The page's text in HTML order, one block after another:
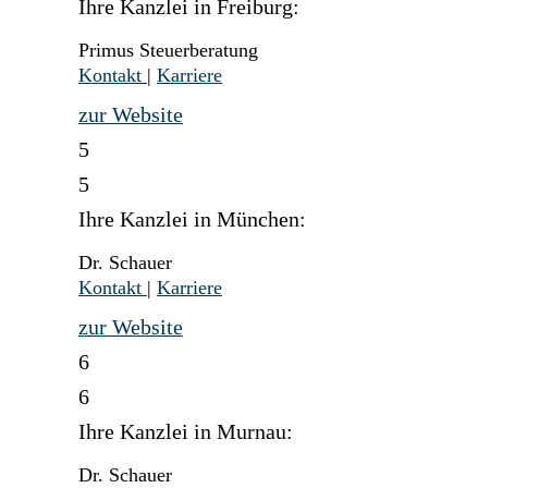
Ihre Kanzlei in Freiburg:
Primus Steuerberatung
Kontakt | Karriere
zur Website
5
5
Ihre Kanzlei in München:
Dr. Schauer
Kontakt | Karriere
zur Website
6
6
Ihre Kanzlei in Murnau:
Dr. Schauer